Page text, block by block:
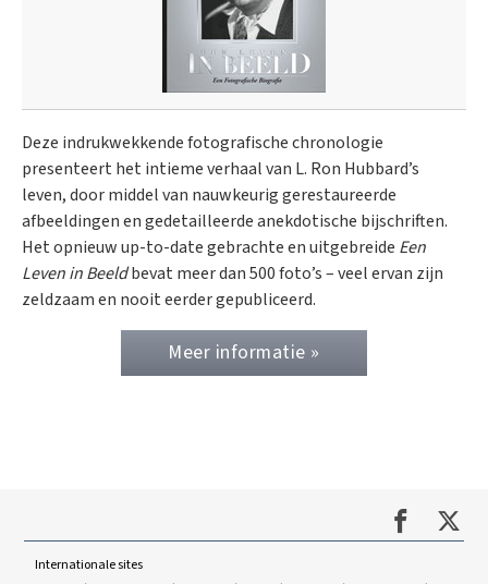
Deze indrukwekkende fotografische chronologie
presenteert het intieme verhaal van L. Ron Hubbard’s
leven, door middel van nauwkeurig gerestaureerde
afbeeldingen en gedetailleerde anekdotische bijschriften.
Het opnieuw up-to-date gebrachte en uitgebreide Een
Leven in Beeldbevat meer dan 500 foto’s – veel ervan zijn
zeldzaam en nooit eerder gepubliceerd.
Meer informatie »
Internationale sites